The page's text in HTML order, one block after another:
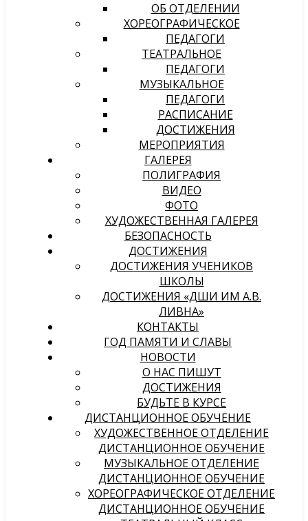
ОБ ОТДЕЛЕНИИ
ХОРЕОГРАФИЧЕСКОЕ
ПЕДАГОГИ
ТЕАТРАЛЬНОЕ
ПЕДАГОГИ
МУЗЫКАЛЬНОЕ
ПЕДАГОГИ
РАСПИСАНИЕ
ДОСТИЖЕНИЯ
МЕРОПРИЯТИЯ
ГАЛЕРЕЯ
ПОЛИГРАФИЯ
ВИДЕО
ФОТО
ХУДОЖЕСТВЕННАЯ ГАЛЕРЕЯ
БЕЗОПАСНОСТЬ
ДОСТИЖЕНИЯ
ДОСТИЖЕНИЯ УЧЕНИКОВ
ШКОЛЫ
ДОСТИЖЕНИЯ «ДШИ ИМ А.В.
ЛИВНА»
КОНТАКТЫ
ГОД ПАМЯТИ И СЛАВЫ
НОВОСТИ
О НАС ПИШУТ
ДОСТИЖЕНИЯ
БУДЬТЕ В КУРСЕ
ДИСТАНЦИОННОЕ ОБУЧЕНИЕ
ХУДОЖЕСТВЕННОЕ ОТДЕЛЕНИЕ
ДИСТАНЦИОННОЕ ОБУЧЕНИЕ
МУЗЫКАЛЬНОЕ ОТДЕЛЕНИЕ
ДИСТАНЦИОННОЕ ОБУЧЕНИЕ
ХОРЕОГРАФИЧЕСКОЕ ОТДЕЛЕНИЕ
ДИСТАНЦИОННОЕ ОБУЧЕНИЕ